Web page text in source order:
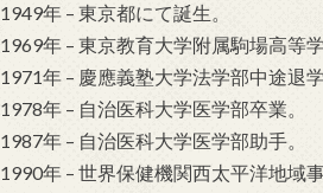
1949年 – 東京都にて誕生。
1969年 – 東京教育大学附属駒場高等学
1971年 – 慶應義塾大学法学部中途退学
1978年 – 自治医科大学医学部卒業。
1987年 – 自治医科大学医学部助手。
1990年 – 世界保健機関西太平洋地域